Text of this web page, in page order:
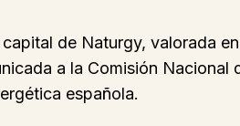
de Naturgy, valorada
a la Comisión Nacional
española.